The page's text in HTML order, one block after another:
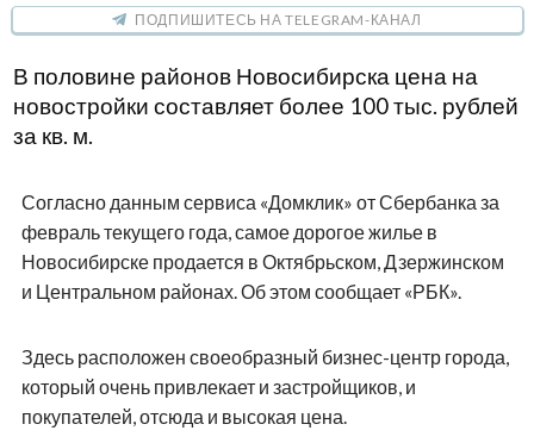
ПОДПИШИТЕСЬ НА TELEGRAM-КАНАЛ
В половине районов Новосибирска цена на
новостройки составляет более 100 тыс. рублей
за кв. м.
Согласно данным сервиса «Домклик» от Сбербанка за
февраль текущего года, самое дорогое жилье в
Новосибирске продается в Октябрьском, Дзержинском
и Центральном районах. Об этом сообщает «РБК».
Здесь расположен своеобразный бизнес-центр города,
который очень привлекает и застройщиков, и
покупателей, отсюда и высокая цена.